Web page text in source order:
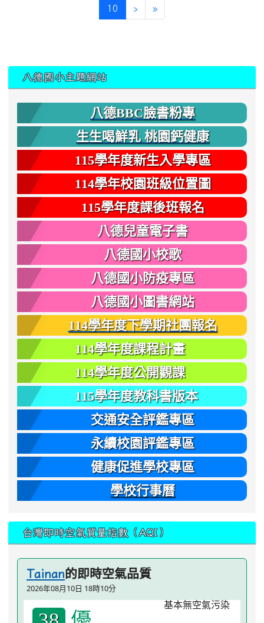
10 (current)
› »
八德國小主題網站
八德BBC臉書粉專
生生喝鮮乳 桃園鈣健康
115學年度新生入學專區
114學年校園班級位置圖
115學年度課後班報名
八德兒童電子書
八德國小校歌
八德國小防疫專區
八德國小圖書網站
114學年度下學期社團報名
114學年度課程計畫
114學年度公開觀課
115學年度教科書版本
交通安全評鑑專區
永續校園評鑑專區
健康促進學校專區
學校行事曆
台灣即時空氣質量指數（AQI）
Tainan的即時空氣品質
2026年08月10日 18時10分